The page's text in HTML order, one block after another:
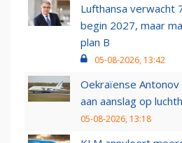
Lufthansa verwacht
begin 2027, maar
plan B
05-08-2026, 13:42
Oekraïense
aan aanslag op
05-08-2026, 13:18